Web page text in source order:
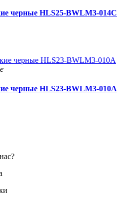
черные HLS25-BWLM3-014C
черные HLS23-BWLM3-010A